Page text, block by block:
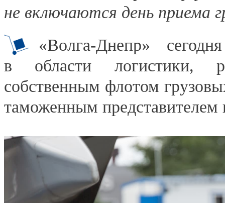
не включаются день приема
«Волга-Днепр»
в области логистики,
собственным флотом
таможенным